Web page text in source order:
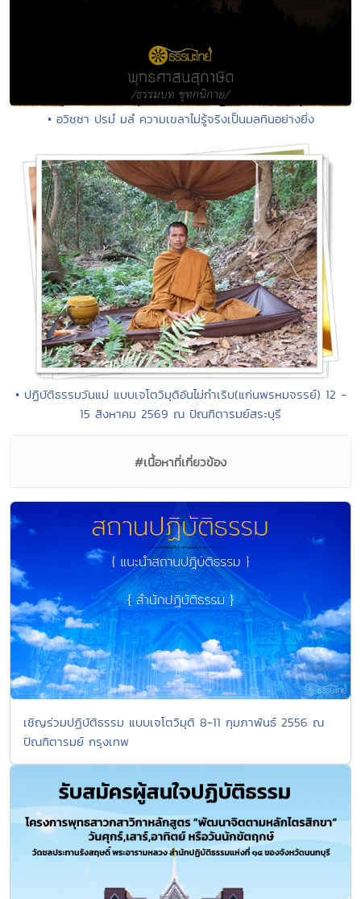
• อวิชฺชา ปรมํ มลํ ความเขลาไม่รู้จริงเป็นมลทินอย่างยิ่ง
• ปฏิบัติธรรมวันแม่ แบบเจโตวิมุติอันไม่กำเริบ(แก่นพรหมจรรย์) 12 -
15 สิงหาคม 2569 ณ ปัณฑิตารมย์สระบุรี
#เนื้อหาที่เกี่ยวข้อง
เชิญร่วมปฏิบัติธรรม แบบเจโตวิมุติ 8-11 กุมภาพันธ์ 2556 ณ
ปัณฑิตารมย์ กรุงเทพ